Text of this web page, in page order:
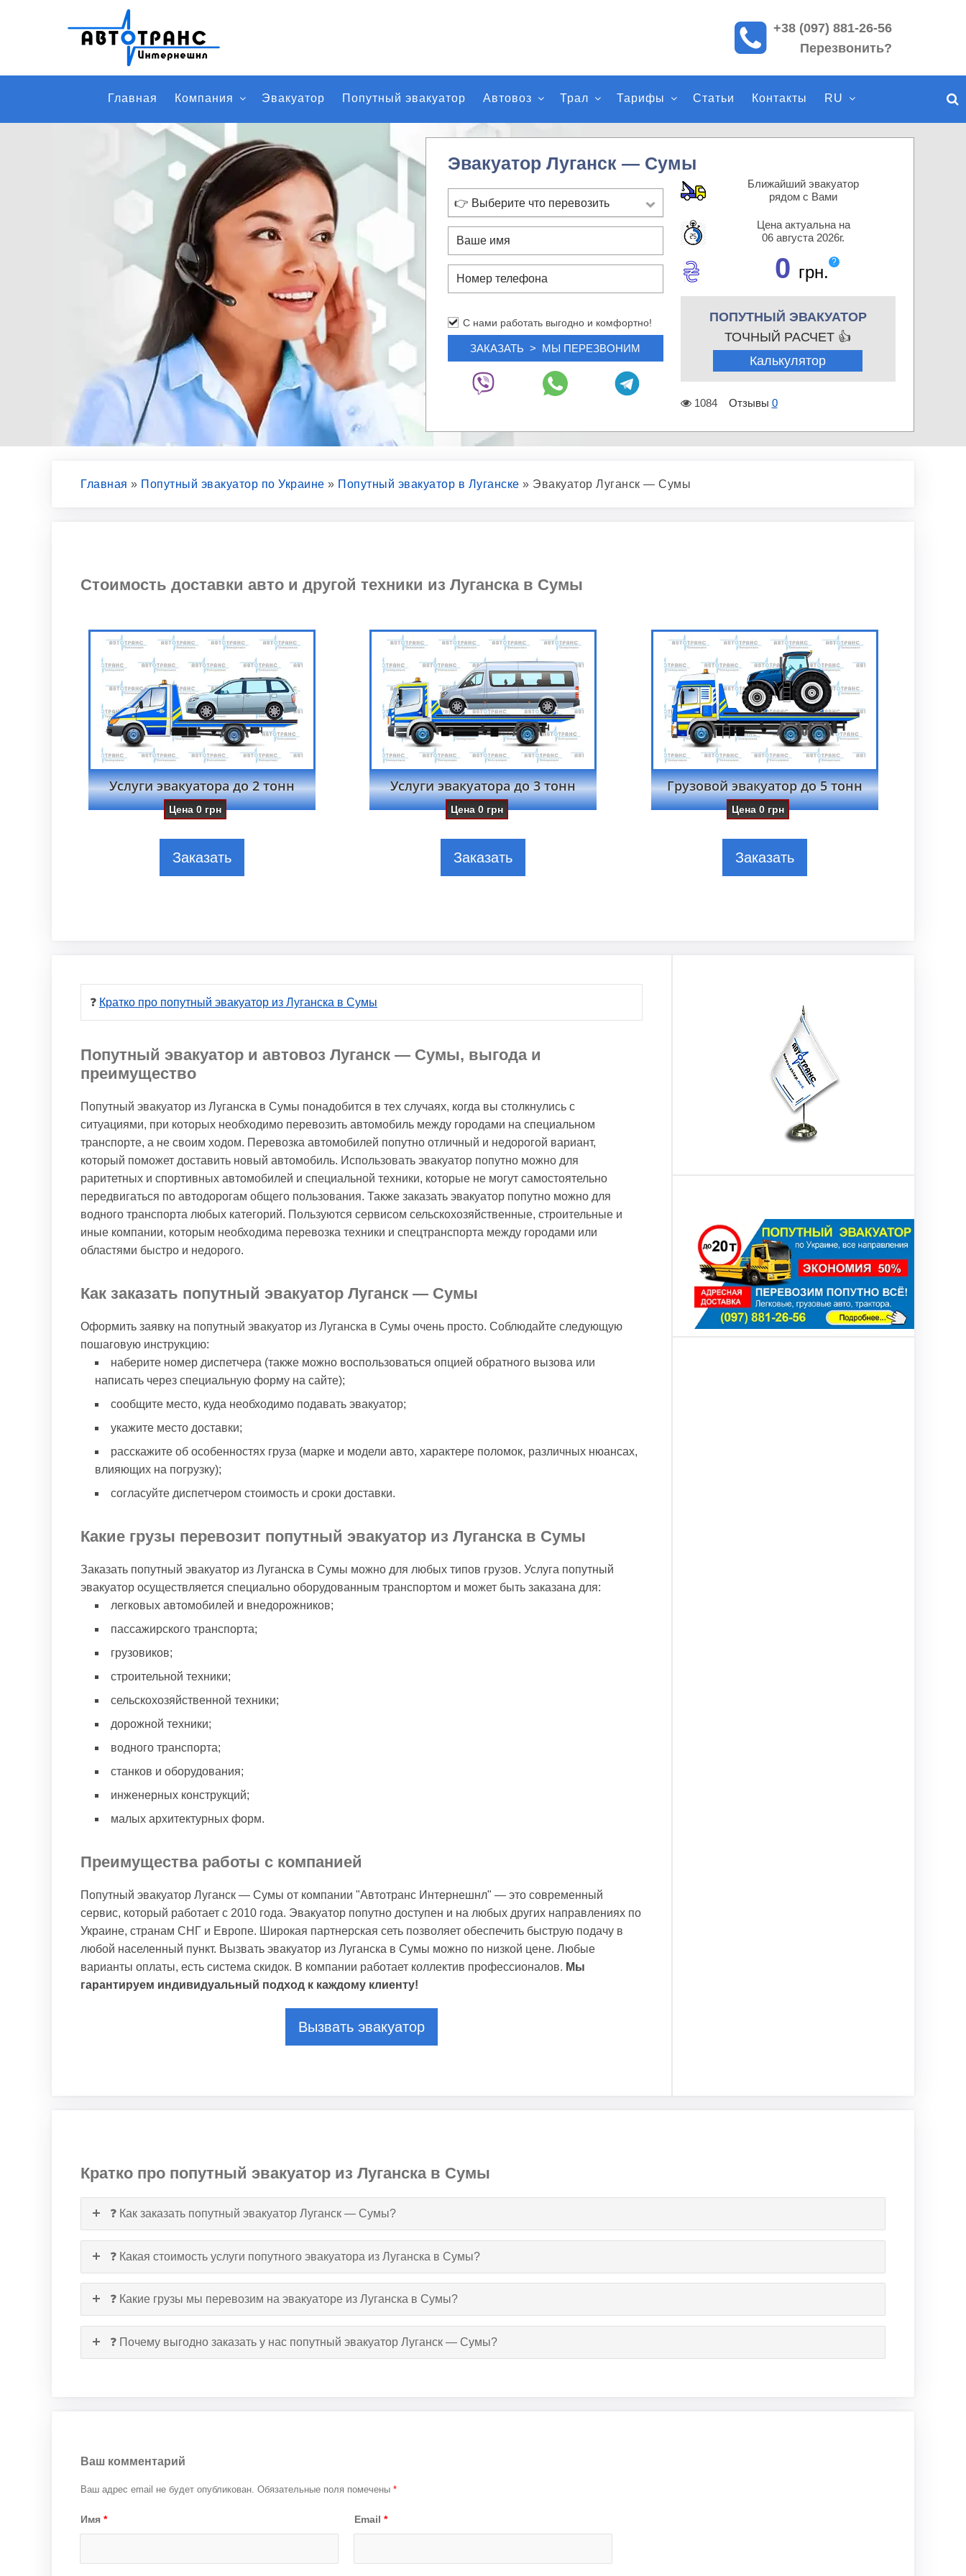
к
п
о
а
й
у
+38 (097) 881-26-56
Перезвонить?
Главная Компания Эвакуатор Попутный эвакуатор Автовоз Трал Тарифы Статьи Контакты RU
Эвакуатор Луганск — Сумы
👉 Выберите что перевозить
С нами работать выгодно и комфортно!
Ближайший эвакуатор
рядом с Вами
Цена актуальна на
06 августа 2026г.
0 грн.
?
ПОПУТНЫЙ ЭВАКУАТОР
ТОЧНЫЙ РАСЧЕТ 👍
Калькулятор
1084 Отзывы 0
Главная » Попутный эвакуатор по Украине » Попутный эвакуатор в Луганске » Эвакуатор Луганск — Сумы
Стоимость доставки авто и другой техники из Луганска в Сумы
Услуги эвакуатора до 2 тонн
Цена0 грн
Заказать
Услуги эвакуатора до 3 тонн
Цена 0грн
Заказать
Грузовой эвакуатор до 5 тонн
Цена0 грн
Заказать
❓ Кратко про попутный эвакуатор из Луганска в Сумы
Попутный эвакуатор и автовоз Луганск — Сумы, выгода и
преимущество
Попутный эвакуатор из Луганска в Сумы понадобится в тех случаях, когда вы столкнулись с
ситуациями, при которых необходимо перевозить автомобиль между городами на специальном
транспорте, а не своим ходом. Перевозка автомобилей попутно отличный и недорогой вариант,
который поможет доставить новый автомобиль. Использовать эвакуатор попутно можно для
раритетных и спортивных автомобилей и специальной техники, которые не могут самостоятельно
передвигаться по автодорогам общего пользования. Также заказать эвакуатор попутно можно для
водного транспорта любых категорий. Пользуются сервисом сельскохозяйственные, строительные и
иные компании, которым необходима перевозка техники и спецтранспорта между городами или
областями быстро и недорого.
Как заказать попутный эвакуатор Луганск — Сумы
Оформить заявку на попутный эвакуатор из Луганска в Сумы очень просто. Соблюдайте следующую
пошаговую инструкцию:
наберите номер диспетчера (также можно воспользоваться опцией обратного вызова или
написать через специальную форму на сайте);
сообщите место, куда необходимо подавать эвакуатор;
укажите место доставки;
расскажите об особенностях груза (марке и модели авто, характере поломок, различных нюансах,
влияющих на погрузку);
согласуйте диспетчером стоимость и сроки доставки.
Какие грузы перевозит попутный эвакуатор из Луганска в Сумы
Заказать попутный эвакуатор из Луганска в Сумы можно для любых типов грузов. Услуга попутный
эвакуатор осуществляется специально оборудованным транспортом и может быть заказана для:
легковых автомобилей и внедорожников;
пассажирского транспорта;
грузовиков;
строительной техники;
сельскохозяйственной техники;
дорожной техники;
водного транспорта;
станков и оборудования;
инженерных конструкций;
малых архитектурных форм.
Преимущества работы с компанией
Попутный эвакуатор Луганск — Сумы от компании "Автотранс Интернешнл" — это современный
сервис, который работает с 2010 года. Эвакуатор попутно доступен и на любых других направлениях по
Украине, странам СНГ и Европе. Широкая партнерская сеть позволяет обеспечить быструю подачу в
любой населенный пункт. Вызвать эвакуатор из Луганска в Сумы можно по низкой цене. Любые
варианты оплаты, есть система скидок. В компании работает коллектив профессионалов. Мы
гарантируем индивидуальный подход к каждому клиенту!
Вызвать эвакуатор
Кратко про попутный эвакуатор из Луганска в Сумы
❓ Как заказать попутный эвакуатор Луганск — Сумы?
❓ Какая стоимость услуги попутного эвакуатора из Луганска в Сумы?
❓ Какие грузы мы перевозим на эвакуаторе из Луганска в Сумы?
❓ Почему выгодно заказать у нас попутный эвакуатор Луганск — Сумы?
Ваш комментарий
Ваш адрес email не будет опубликован. Обязательные поля помечены *
Имя * Email *